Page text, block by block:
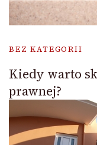
BEZ KATEGORII
Kiedy warto
prawnej?